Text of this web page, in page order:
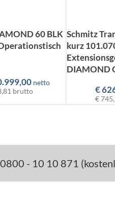
60 BLK
netto
brutto
Schmitz
kurz
DIAMOND
€
€
0800 - 10 10 871